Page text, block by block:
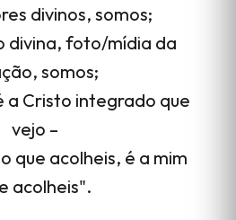
divinos, somos;
divina, foto/mídia da
somos;
a Cristo integrado que
vejo –
que acolheis, é a mim
acolheis".